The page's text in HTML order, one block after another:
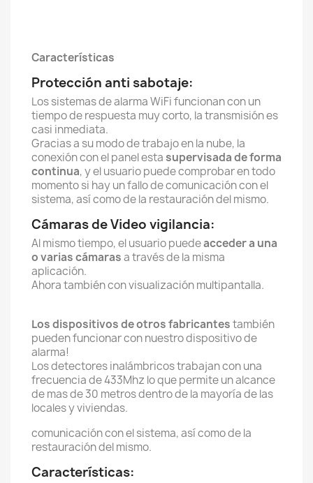
Características
Protección anti sabotaje:
Los sistemas de alarma WiFi funcionan con un
tiempo de respuesta muy corto, la transmisión es
casi inmediata.
Gracias a su modo de trabajo en la nube, la
conexión con el panel estasupervisada de forma
continua, y el usuario puede comprobar en todo
momento si hay un fallo de comunicación con el
sistema, así como de la restauración del mismo.
Cámaras de Video vigilancia:
Al mismo tiempo, el usuario puedeacceder a una
o varias cámarasa través de la misma
aplicación.
Ahora también con visualización multipantalla.
Los dispositivos de otros fabricantestambién
pueden funcionar con nuestro dispositivo de
alarma!
Los detectores inalámbricos trabajan con una
frecuencia de 433Mhz lo que permite un alcance
de mas de 30 metros dentro de la mayoría de las
locales y viviendas.
comunicación con el sistema, así como de la
restauración del mismo.
Características: